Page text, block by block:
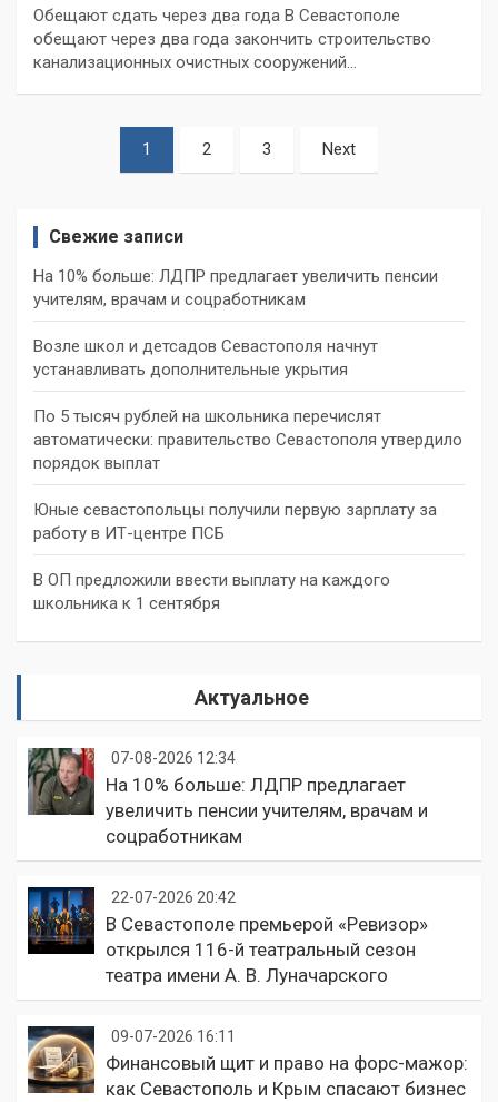
Обещают сдать через два года В Севастополе
обещают через два года закончить строительство
канализационных очистных сооружений…
Пагинация
записей
1 2 3 Next
Свежие записи
На 10% больше: ЛДПР предлагает увеличить пенсии
учителям, врачам и соцработникам
Возле школ и детсадов Севастополя начнут
устанавливать дополнительные укрытия
По 5 тысяч рублей на школьника перечислят
автоматически: правительство Севастополя утвердило
порядок выплат
Юные севастопольцы получили первую зарплату за
работу в ИТ-центре ПСБ
В ОП предложили ввести выплату на каждого
школьника к 1 сентября
Актуальное
07-08-2026 12:34
На 10% больше: ЛДПР предлагает
увеличить пенсии учителям, врачам и
соцработникам
22-07-2026 20:42
В Севастополе премьерой «Ревизор»
открылся 116-й театральный сезон
театра имени А. В. Луначарского
09-07-2026 16:11
Финансовый щит и право на форс-мажор:
как Севастополь и Крым спасают бизнес